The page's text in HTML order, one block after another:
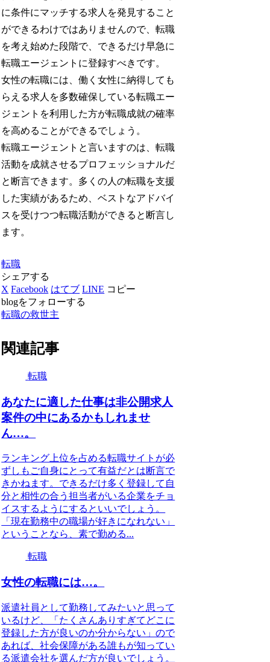
に条件にマッチする求人を発見すること
ができるわけではありませんので、転職
を考え始めた段階で、できるだけ早急に
転職エージェントに登録すべきです。
女性の転職には、働く女性に納得しても
らえる求人を多数確保している転職エー
ジェントを利用した方が転職成就の確率
を高めることができるでしょう。
転職エージェントと言いますのは、転職
活動を成就させるプロフェッショナルだ
と断言できます。多くの人の転職を支援
した実績があるため、ベストなアドバイ
スを受けつつ転職活動ができると断言し
ます。
転職
シェアする
X Facebook はてブ LINE コピー
blogをフォローする
転職の救世主
関連記事
転職
あなたに適した仕事は非公開求人
案件の中にあるかもしれませ
ん…。
ランキング上位を占める転職サイトが必
ずしもご自身にとって有益だとは断言で
きかねます。できるだけ多く登録して自
分と相性の合う担当者がいる企業をチョ
イスするようにするといいでしょう。
「現在勤務中の職場が好きになれない」
ということなら、素で勤める...
転職
女性の転職には…。
派遣社員として勤務してみたいと思って
いるけど、「たくさんありすぎてどこに
登録した方が良いのか分からない」ので
あれば、社会保障がある誰もが知ってい
る派遣会社を選んだ方が良いでしょう。